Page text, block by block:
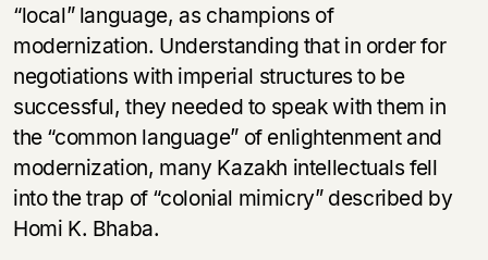
“local” language, as champions of
modernization. Understanding that in order for
negotiations with imperial structures to be
successful, they needed to speak with them in
the “common language” of enlightenment and
modernization, many Kazakh intellectuals fell
into the trap of “colonial mimicry” described by
Homi K. Bhaba.